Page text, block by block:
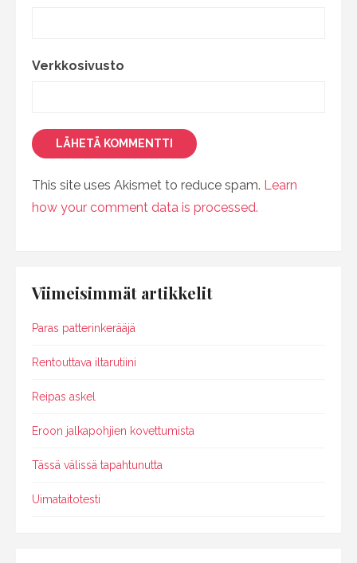
Verkkosivusto
This site uses Akismet to reduce spam. Learn
how your comment data is processed.
Viimeisimmät artikkelit
Paras patterinkerääjä
Rentouttava iltarutiini
Reipas askel
Eroon jalkapohjien kovettumista
Tässä välissä tapahtunutta
Uimataitotesti